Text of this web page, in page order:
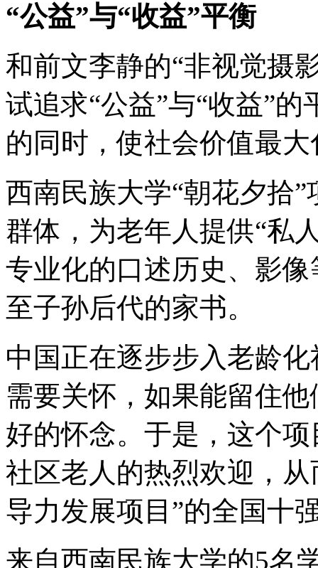
“公益”与“收益”平衡
和前文李静的“非视觉摄
试追求“公益”与“收益”
的同时，使社会价值最大
西南民族大学“朝花夕拾
群体，为老年人提供“私
专业化的口述历史、影
至子孙后代的家书。
中国正在逐步步入老龄
需要关怀，如果能留住
好的怀念。于是，这个
社区老人的热烈欢迎，
导力发展项目”的全国十
来自西南民族大学的5名